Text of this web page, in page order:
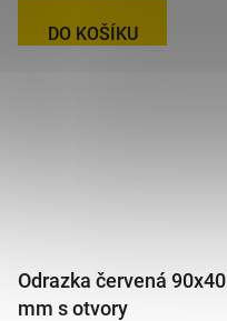
DO KOŠÍKU
Odrazka červená 90x40
mm s otvory